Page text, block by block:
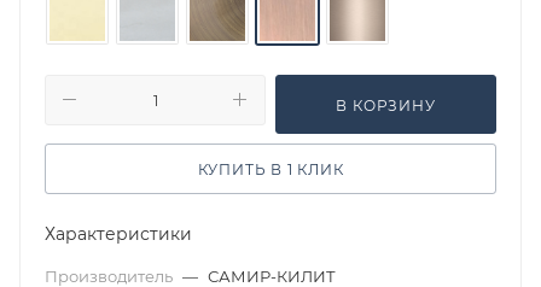
В КОРЗИНУ
КУПИТЬ В 1 КЛИК
Характеристики
Производитель — САМИР-КИЛИТ